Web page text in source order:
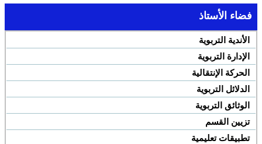
فضاء الأستاذ
الأندية التربوية
الإدارة التربوية
الحركة الإنتقالية
الدلائل التربوية
الوثائق التربوية
تزيين القسم
تطبيقات تعليمية